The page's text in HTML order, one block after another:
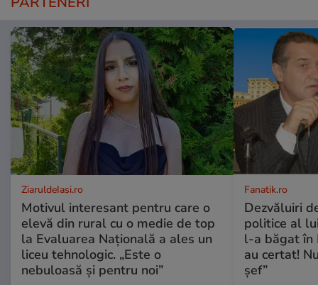
ZiaruldeIasi.ro
Motivul interesant pentru care o
elevă din rural cu o medie de top
la Evaluarea Națională a ales un
liceu tehnologic. „Este o
nebuloasă și pentru noi”
Fanatik.ro
Dezvăluiri
politice al
l-a băgat în
au certat!
șef”